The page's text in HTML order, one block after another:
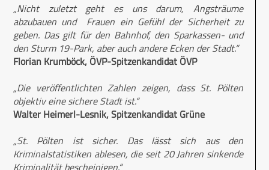
„Nicht zuletzt geht es uns darum, Angsträume
abzubauen und Frauen ein Gefühl der Sicherheit zu
geben. Das gilt für den Bahnhof, den Sparkassen- und
den Sturm 19-Park, aber auch andere Ecken der Stadt.“
Florian Krumböck, ÖVP-Spitzenkandidat ÖVP
„Die veröffentlichten Zahlen zeigen, dass St. Pölten
objektiv eine sichere Stadt ist.“
Walter Heimerl-Lesnik, Spitzenkandidat Grüne
„St. Pölten ist sicher. Das lässt sich aus den
Kriminalstatistiken ablesen, die seit 20 Jahren sinkende
Kriminalität bescheinigen.“